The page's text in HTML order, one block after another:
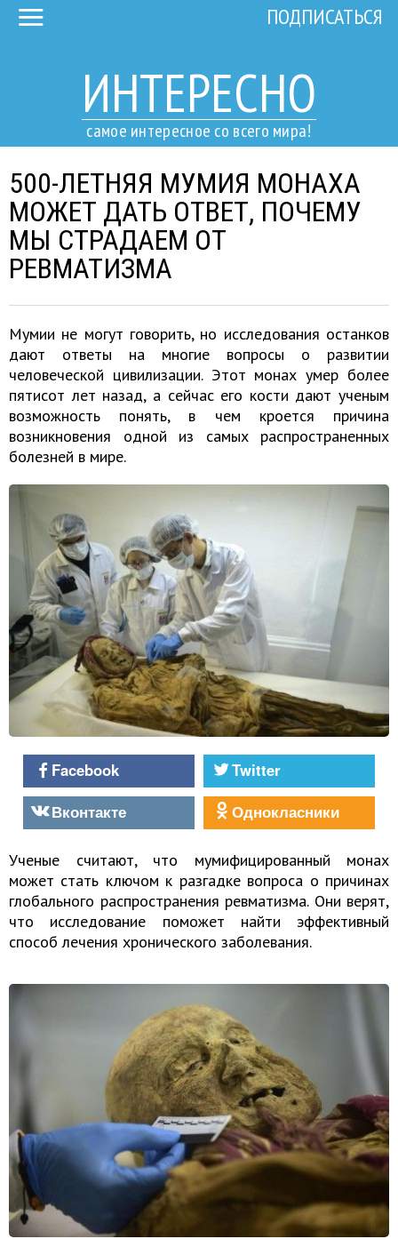
ИНТЕРЕСНО
самое интересное со всего мира!
ПОДПИСАТЬСЯ
500-ЛЕТНЯЯ МУМИЯ МОНАХА
МОЖЕТ ДАТЬ ОТВЕТ, ПОЧЕМУ
МЫ СТРАДАЕМ ОТ
РЕВМАТИЗМА
Мумии не могут говорить, но исследования останков
дают ответы на многие вопросы о развитии
человеческой цивилизации. Этот монах умер более
пятисот лет назад, а сейчас его кости дают ученым
возможность понять, в чем кроется причина
возникновения одной из самых распространенных
болезней в мире.
Facebook
Twitter
Вконтакте
Однокласники
Ученые считают, что мумифицированный монах
может стать ключом к разгадке вопроса о причинах
глобального распространения ревматизма. Они верят,
что исследование поможет найти эффективный
способ лечения хронического заболевания.